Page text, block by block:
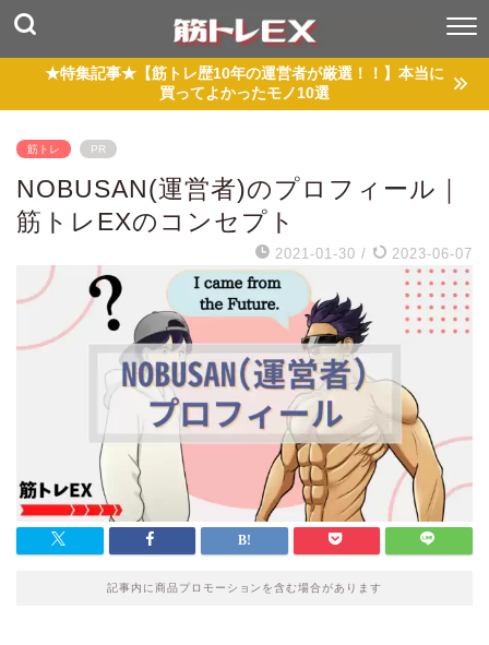
★特集記事★【筋トレ歴10年の運営者が厳選！！】本当に
買ってよかったモノ10選
筋トレ PR
NOBUSAN(運営者)のプロフィール｜
筋トレEXのコンセプト
2021-01-30 / 2023-06-07
記事内に商品プロモーションを含む場合があります